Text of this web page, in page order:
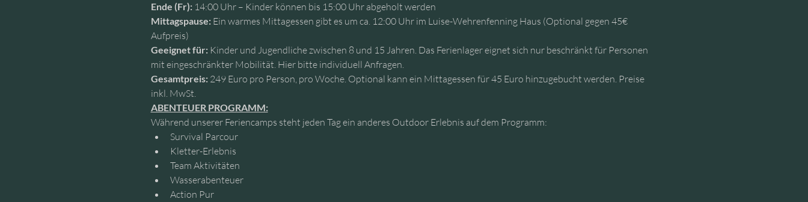
Ende (Fr): 14:00 Uhr – Kinder können bis 15:00 Uhr abgeholt werden
Mittagspause: Ein warmes Mittagessen gibt es um ca. 12:00 Uhr im Luise-Wehrenfenning Haus (Optional gegen 45€
Aufpreis)
Geeignet für: Kinder und Jugendliche zwischen 8 und 15 Jahren. Das Ferienlager eignet sich nur beschränkt für Personen
mit eingeschränkter Mobilität. Hier bitte individuell Anfragen.
Gesamtpreis: 249 Euro pro Person, pro Woche. Optional kann ein Mittagessen für 45 Euro hinzugebucht werden. Preise
inkl. MwSt.
ABENTEUER PROGRAMM:
Während unserer Feriencamps steht jeden Tag ein anderes Outdoor Erlebnis auf dem Programm:
Survival Parcour
Kletter-Erlebnis
Team Aktivitäten
Wasserabenteuer
Action Pur